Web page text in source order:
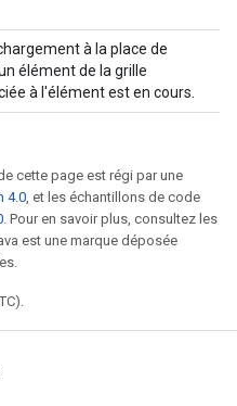
à la place de
élément de la grille
à l'élément est en cours.
cette page est régi par une
4.0, et les échantillons de code
. Pour en savoir plus, consultez les
est une marque déposée